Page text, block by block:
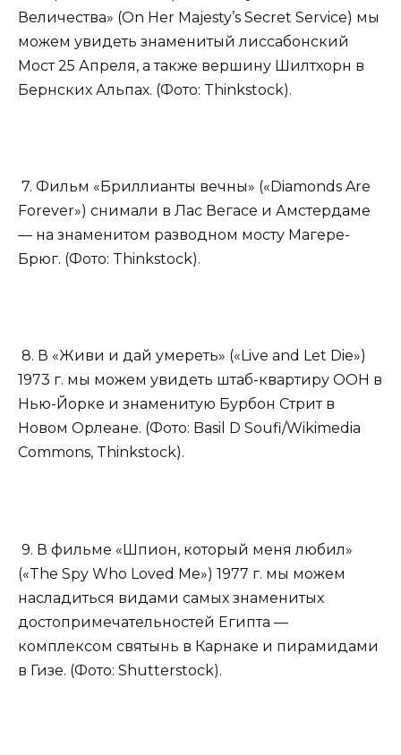
Величества» (On Her Majesty’s Secret Service) мы
можем увидеть знаменитый лиссабонский
Мост 25 Апреля, а также вершину Шилтхорн в
Бернских Альпах. (Фото: Thinkstock).
7. Фильм «Бриллианты вечны» («Diamonds Are
Forever») снимали в Лас Вегасе и Амстердаме
— на знаменитом разводном мосту Магере-
Брюг. (Фото: Thinkstock).
8. В «Живи и дай умереть» («Live and Let Die»)
1973 г. мы можем увидеть штаб-квартиру ООН в
Нью-Йорке и знаменитую Бурбон Стрит в
Новом Орлеане. (Фото: Basil D Soufi/Wikimedia
Commons, Thinkstock).
9. В фильме «Шпион, который меня любил»
(«The Spy Who Loved Me») 1977 г. мы можем
насладиться видами самых знаменитых
достопримечательностей Египта —
комплексом святынь в Карнаке и пирамидами
в Гизе. (Фото: Shutterstock).